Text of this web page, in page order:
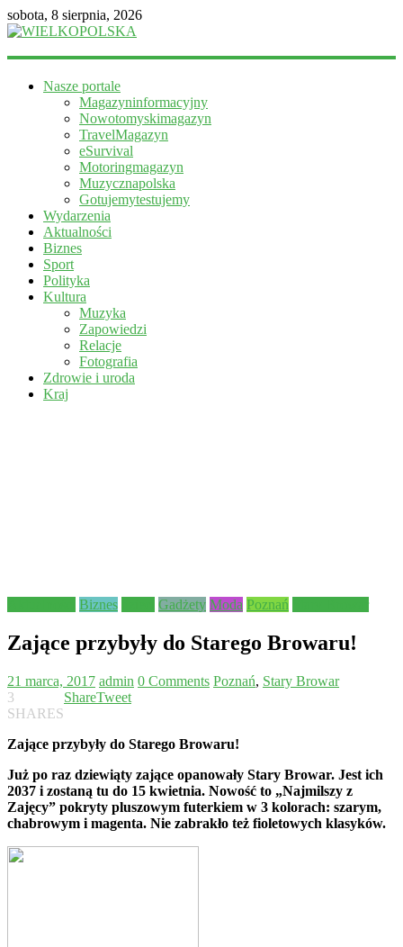
sobota, 8 sierpnia, 2026
WIELKOPOLSKA
informacyjny
Nasze portale
Magazyninformacyjny
Nowotomyskimagazyn
TravelMagazyn
eSurvival
Motoringmagazyn
Muzycznapolska
Gotujemytestujemy
Wydarzenia
Aktualności
Biznes
Sport
Polityka
Kultura
Muzyka
Zapowiedzi
Relacje
Fotografia
Zdrowie i uroda
Kraj
Biznes Gadżety Moda Poznań
Zające przybyły do Starego Browaru!
21 marca, 2017 admin 0 Comments Poznań, Stary Browar
3
SHARES
ShareTweet
Zające przybyły do Starego Browaru!
Już po raz dziewiąty zające opanowały Stary Browar. Jest ich
2037 i zostaną tu do 15 kwietnia. Nowość to „Najmilszy z
Zajęcy” pokryty pluszowym futerkiem w 3 kolorach: szarym,
chabrowym i magenta. Nie zabrakło też fioletowych klasyków.